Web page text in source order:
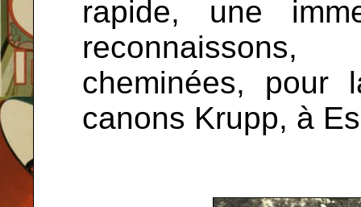
rapide, une
cheminées, pour
canons Krupp, à